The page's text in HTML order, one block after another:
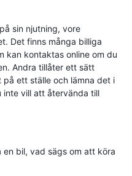
sin njutning, vore
Det finns många billiga
kan kontaktas online om du
Andra tillåter ett sätt
ett ställe och lämna det i
inte vill att återvända till
bil, vad sägs om att köra